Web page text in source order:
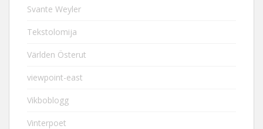
Svante Weyler
Tekstolomija
Världen Österut
viewpoint-east
Vikboblogg
Vinterpoet